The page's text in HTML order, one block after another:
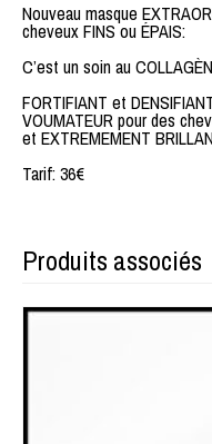
Nouveau masque
cheveux FINS ou ÉPAIS:
C’est un soin au
FORTIFIANT et
VOUMATEUR pour des
et EXTREMEMENT
Tarif: 36€
Produits associés